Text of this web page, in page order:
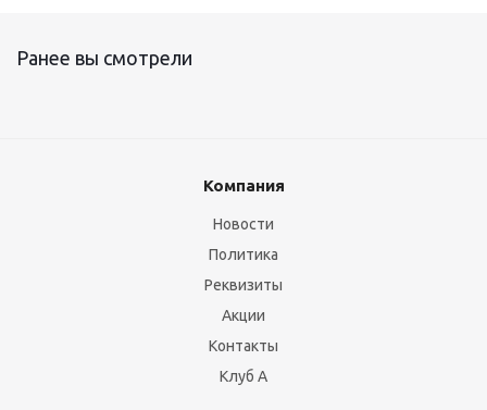
Ранее вы смотрели
Компания
Новости
Политика
Реквизиты
Акции
Контакты
Клуб А